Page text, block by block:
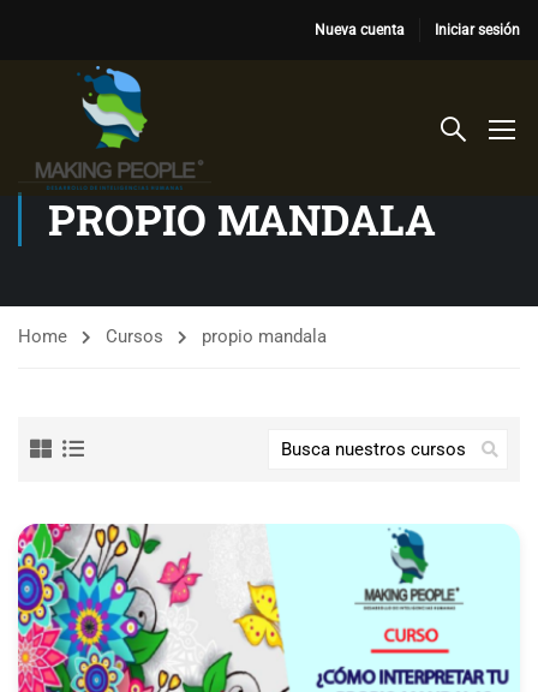
Nueva cuenta Iniciar sesión
PROPIO MANDALA
Home Cursos propio mandala